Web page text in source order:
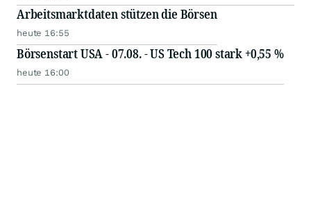
Arbeitsmarktdaten stützen die Börsen
heute 16:55
Börsenstart USA - 07.08. - US Tech 100 stark +0,55 %
heute 16:00